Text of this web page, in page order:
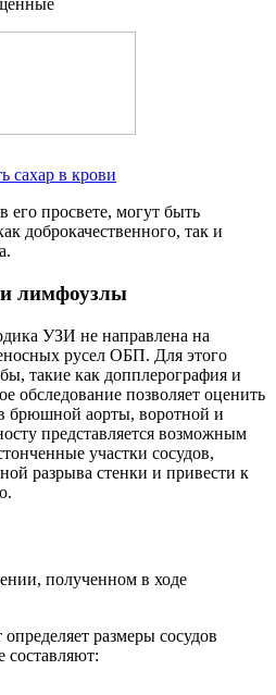
сахар в крови
его просвете, могут быть
доброкачественного, так и
лимфоузлы
УЗИ не направлена на
русел ОБП. Для этого
такие как допплерография и
обследование позволяет оценить
брюшной аорты, воротной и
представляется возможным
участки сосудов,
разрыва стенки и привести к
полученном в ходе
размеры сосудов